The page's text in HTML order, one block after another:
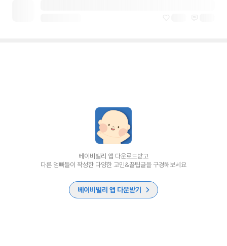
베이비빌리 앱 다운로드받고
다른 엄빠들이 작성한 다양한 고민&꿀팁글을 구경해보세요
베이비빌리 앱 다운받기